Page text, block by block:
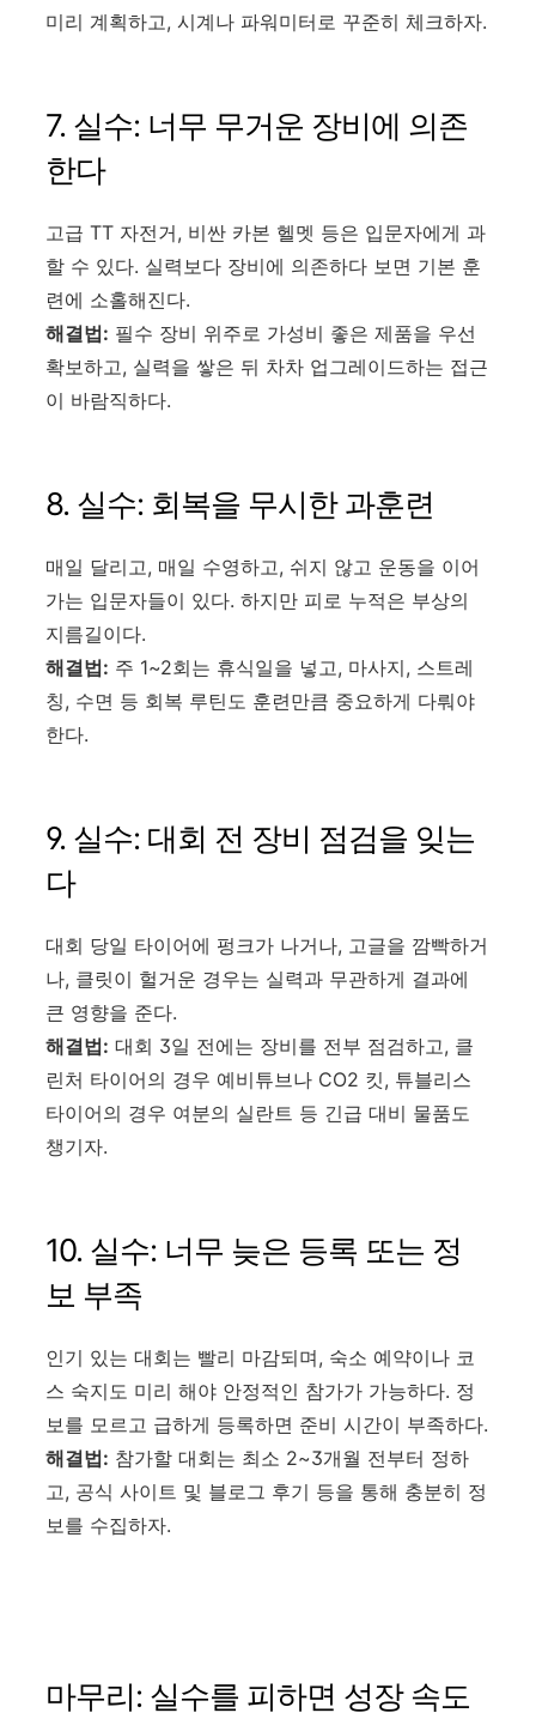
미리 계획하고, 시계나 파워미터로 꾸준히 체크하자.
7. 실수: 너무 무거운 장비에 의존
한다
고급 TT 자전거, 비싼 카본 헬멧 등은 입문자에게 과
할 수 있다. 실력보다 장비에 의존하다 보면 기본 훈
련에 소홀해진다.
해결법: 필수 장비 위주로 가성비 좋은 제품을 우선
확보하고, 실력을 쌓은 뒤 차차 업그레이드하는 접근
이 바람직하다.
8. 실수: 회복을 무시한 과훈련
매일 달리고, 매일 수영하고, 쉬지 않고 운동을 이어
가는 입문자들이 있다. 하지만 피로 누적은 부상의
지름길이다.
해결법: 주 1~2회는 휴식일을 넣고, 마사지, 스트레
칭, 수면 등 회복 루틴도 훈련만큼 중요하게 다뤄야
한다.
9. 실수: 대회 전 장비 점검을 잊는
다
대회 당일 타이어에 펑크가 나거나, 고글을 깜빡하거
나, 클릿이 헐거운 경우는 실력과 무관하게 결과에
큰 영향을 준다.
해결법: 대회 3일 전에는 장비를 전부 점검하고, 클
린처 타이어의 경우 예비튜브나 CO2 킷, 튜블리스
타이어의 경우 여분의 실란트 등 긴급 대비 물품도
챙기자.
10. 실수: 너무 늦은 등록 또는 정
보 부족
인기 있는 대회는 빨리 마감되며, 숙소 예약이나 코
스 숙지도 미리 해야 안정적인 참가가 가능하다. 정
보를 모르고 급하게 등록하면 준비 시간이 부족하다.
해결법: 참가할 대회는 최소 2~3개월 전부터 정하
고, 공식 사이트 및 블로그 후기 등을 통해 충분히 정
보를 수집하자.
마무리: 실수를 피하면 성장 속도